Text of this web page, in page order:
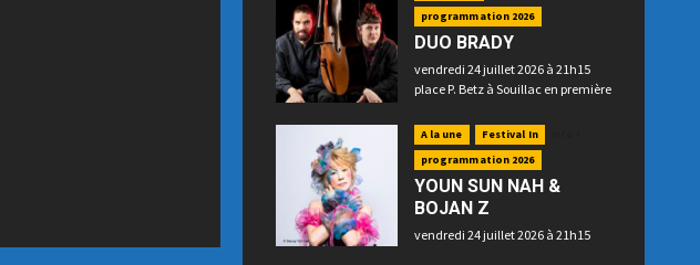
jeudi 23 juillet 2026 à 21h15 place
P. Betz à Souillac
programmation 2026
DUO BRADY
vendredi 24 juillet 2026 à 21h15
place P. Betz à Souillac en première
A la une Festival In
programmation 2026
YOUN SUN NAH &
BOJAN Z
vendredi 24 juillet 2026 à 21h15